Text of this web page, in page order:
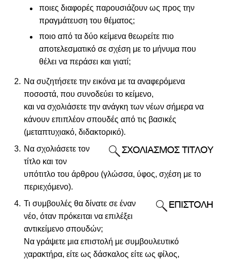
ποιες διαφορές παρουσιάζουν ως προς την
πραγμάτευση του θέματος;
ποιο από τα δύο κείμενα θεωρείτε πιο
αποτελεσματικό σε σχέση με το μήνυμα που
θέλει να περάσει και γιατί;
Να συζητήσετε την εικόνα με τα αναφερόμενα
ποσοστά, που συνοδεύει το κείμενο,
και να σχολιάσετε την ανάγκη των νέων σήμερα να
κάνουν επιπλέον σπουδές από τις βασικές
(μεταπτυχιακό, διδακτορικό).
Να σχολιάσετε τον
τίτλο και τον
υπότιτλο του άρθρου (γλώσσα, ύφος, σχέση με το
περιεχόμενο).
Τι συμβουλές θα δίνατε σε έναν
νέο, όταν πρόκειται να επιλέξει
αντικείμενο σπουδών;
Να γράψετε μια επιστολή με συμβουλευτικό
χαρακτήρα, είτε ως δάσκαλος είτε ως φίλος,